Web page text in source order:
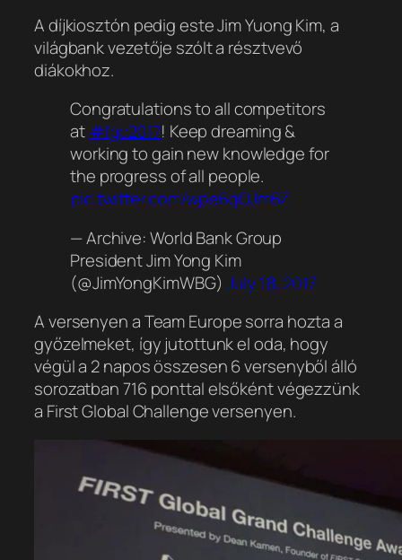
A díjkiosztón pedig este Jim Yuong Kim, a
világbank vezetője szólt a résztvevő
diákokhoz.
Congratulations to all competitors
at#fgc2017! Keep dreaming &
working to gain new knowledge for
the progress of all people.
pic.twitter.com/wpe6qOJm6Z
— Archive: World Bank Group
President Jim Yong Kim
(@JimYongKimWBG)July 18, 2017
A versenyen a Team Europe sorra hozta a
győzelmeket, így jutottunk el oda, hogy
végül a 2 napos összesen 6 versenyből álló
sorozatban 716 ponttal elsőként végezzünk
a First Global Challenge versenyen.